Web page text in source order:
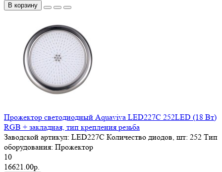
В корзину
Прожектор светодиодный Aquaviva LED227C 252LED (18 Вт)
RGB + закладная, тип крепления резьба
Заводской артикул: LED227C Количество диодов, шт: 252 Тип
оборудования: Прожектор
10
16621.00р.